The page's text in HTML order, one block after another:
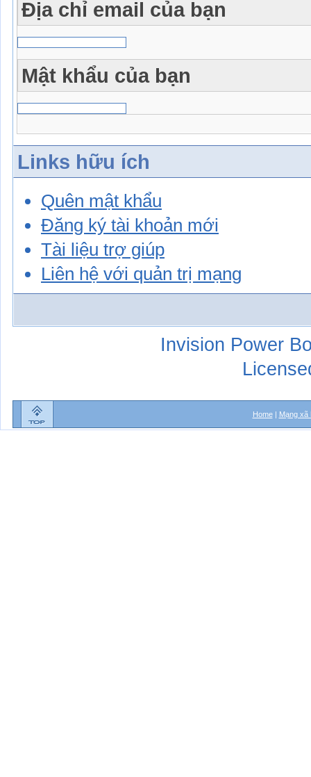
Địa chỉ email của bạn
Mật khẩu của bạn
Links hữu ích
Quên mật khẩu
Đăng ký tài khoản mới
Tài liệu trợ giúp
Liên hệ với quản trị mạng
Invision Power
Home| Mạng xã